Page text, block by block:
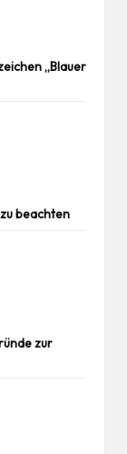
„Blauer
beachten
zur